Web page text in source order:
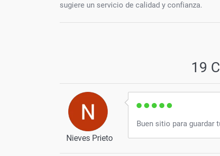
sugiere un servicio de calidad y confianza.
19
Nieves Prieto
Buen sitio para guardar